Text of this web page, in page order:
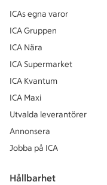
ICAs egna varor
ICA Gruppen
ICA Nära
ICA Supermarket
ICA Kvantum
ICA Maxi
Utvalda leverantörer
Annonsera
Jobba på ICA
Hållbarhet